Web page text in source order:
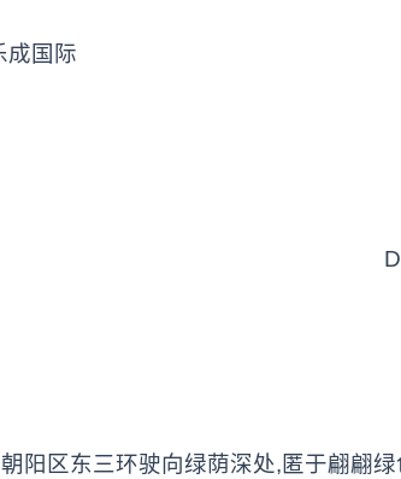
国际
阳区东三环驶向绿荫深处,匿于翩翩